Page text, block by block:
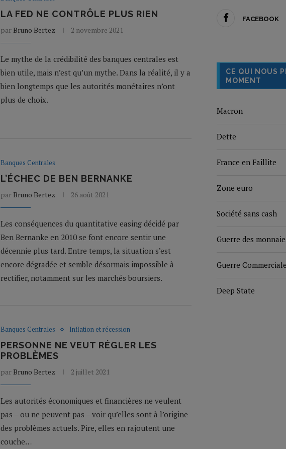
LA FED NE CONTRÔLE PLUS RIEN
par Bruno Bertez 2 novembre 2021
Le mythe de la crédibilité des banques centrales est
bien utile, mais n’est qu’un mythe. Dans la réalité, il y a
bien longtemps que les autorités monétaires n’ont
plus de choix.
Banques Centrales
L’ÉCHEC DE BEN BERNANKE
par Bruno Bertez 26 août 2021
Les conséquences du quantitative easing décidé par
Ben Bernanke en 2010 se font encore sentir une
décennie plus tard. Entre temps, la situation s’est
encore dégradée et semble désormais impossible à
rectifier, notamment sur les marchés boursiers.
Banques Centrales Inflation et récession
PERSONNE NE VEUT RÉGLER LES
PROBLÈMES
par Bruno Bertez 2 juillet 2021
Les autorités économiques et financières ne veulent
pas – ou ne peuvent pas – voir qu’elles sont à l’origine
des problèmes actuels. Pire, elles en rajoutent une
couche…
FACEBOOK
CE QUI NOUS
MOMENT
Macron
Dette
France en Faillite
Zone euro
Société sans cash
Guerre des
Guerre Commerciale
Deep State